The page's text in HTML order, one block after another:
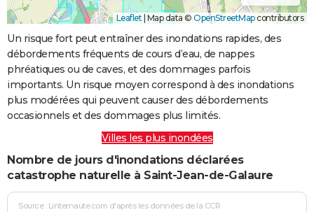
Leaflet | Map data © OpenStreetMapcontributors
Un risque fort peut entraîner des inondations rapides, des
débordements fréquents de cours d’eau, de nappes
phréatiques ou de caves, et des dommages parfois
importants. Un risque moyen correspond à des inondations
plus modérées qui peuvent causer des débordements
occasionnels et des dommages plus limités.
Villes les plus inondées
Nombre de jours d'inondations déclarées
catastrophe naturelle à Saint-Jean-de-Galaure
Source : Linternaute.com d'après les données de la CCR